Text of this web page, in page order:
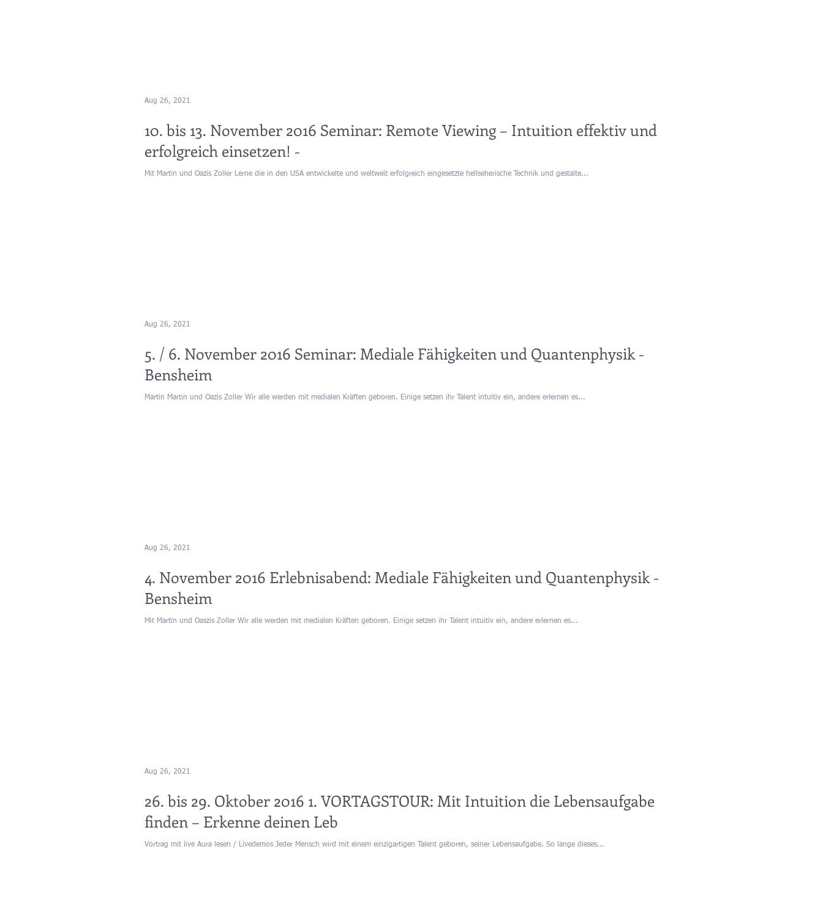
10. bis 13. November 2016 Seminar: Remote Viewing – Intuition effektiv und
erfolgreich einsetzen! -
Mit Martin und Oazis Zoller Lerne die in den USA entwickelte und weltweit erfolgreich eingesetzte hellseherische Technik und gestalte...
Aug 26, 2021
5. / 6. November 2016 Seminar: Mediale Fähigkeiten und Quantenphysik -
Bensheim
Martin Martin und Oazis Zoller Wir alle werden mit medialen Kräften geboren. Einige setzen ihr Talent intuitiv ein, andere erlernen es...
Aug 26, 2021
4. November 2016 Erlebnisabend: Mediale Fähigkeiten und Quantenphysik -
Bensheim
Mit Martin und Oaszis Zoller Wir alle werden mit medialen Kräften geboren. Einige setzen ihr Talent intuitiv ein, andere erlernen es...
Aug 26, 2021
26. bis 29. Oktober 2016 1. VORTAGSTOUR: Mit Intuition die Lebensaufgabe
finden – Erkenne deinen Leb
Vortrag mit live Aura lesen / Livedemos Jeder Mensch wird mit einem einzigartigen Talent geboren, seiner Lebensaufgabe. So lange dieses...
Aug 26, 2021